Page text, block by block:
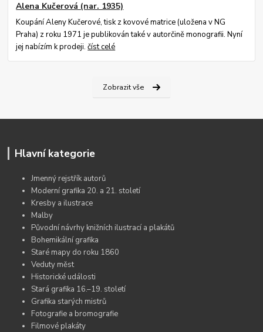
Alena Kučerová (nar. 1935)
Koupání Aleny Kučerové, tisk z kovové matrice (uložena v NG
Praha) z roku 1971 je publikován také v autorčině monografii. Nyní
jej nabízím k prodeji.číst celé
Zobrazit vše
Hlavní kategorie
Jmenný rejstřík autorů
Moderní grafika 20. a 21. století
Kresby a ilustrace
Malby
Původní návrhy knižních ilustrací a plakátů
Bohemikální grafika
Staré mapy do roku 1860
Veduty měst
Historické události
Stará grafika 16.–19. století
Grafika starých mistrů
Fotografie a bromografie
Filmové plakáty